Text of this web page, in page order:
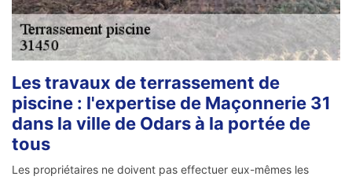
Les travaux de terrassement de
piscine : l'expertise de Maçonnerie 31
dans la ville de Odars à la portée de
tous
Les propriétaires ne doivent pas effectuer eux-mêmes les